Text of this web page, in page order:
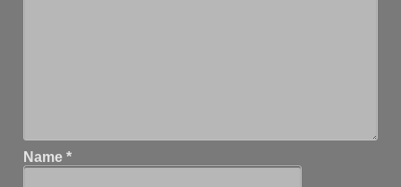
Name*